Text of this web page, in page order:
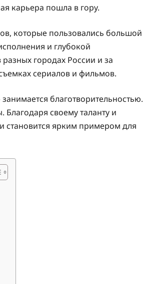
карьера пошла в гору.
которые пользовались большой
и глубокой
городах России и за
сериалов и фильмов.
благотворительностью.
своему таланту и
становится ярким примером для